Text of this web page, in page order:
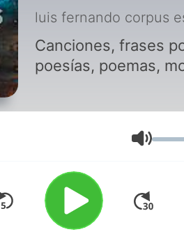
Canciones, frases
poesías, poemas,